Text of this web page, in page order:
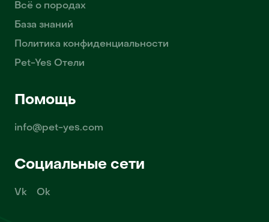
Всё о породах
База знаний
Политика конфиденциальности
Pet-Yes Отели
Помощь
info@pet-yes.com
Социальные сети
Vk Ok